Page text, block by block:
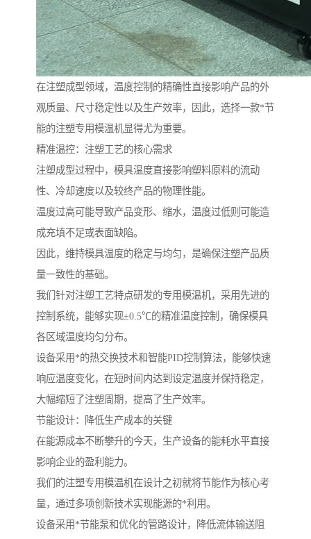
在注塑成型领域，温度控制的精确性直接影响产品的外
观质量、尺寸稳定性以及生产效率，因此，选择一款*节
能的注塑专用模温机显得尤为重要。
精准温控：注塑工艺的核心需求
注塑成型过程中，模具温度直接影响塑料原料的流动
性、冷却速度以及较终产品的物理性能。
温度过高可能导致产品变形、缩水，温度过低则可能造
成充填不足或表面缺陷。
因此，维持模具温度的稳定与均匀，是确保注塑产品质
量一致性的基础。
我们针对注塑工艺特点研发的专用模温机，采用先进的
控制系统，能够实现±0.5℃的精准温度控制，确保模具
各区域温度均匀分布。
设备采用*的热交换技术和智能PID控制算法，能够快速
响应温度变化，在短时间内达到设定温度并保持稳定，
大幅缩短了注塑周期，提高了生产效率。
节能设计：降低生产成本的关键
在能源成本不断攀升的今天，生产设备的能耗水平直接
影响企业的盈利能力。
我们的注塑专用模温机在设计之初就将节能作为核心考
量，通过多项创新技术实现能源的*利用。
设备采用*节能泵和优化的管路设计，降低流体输送阻